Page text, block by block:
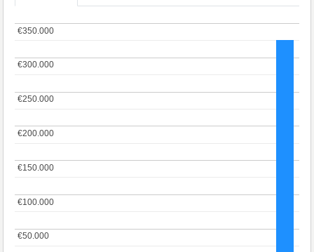
€50.000
€50.000
€100.000
€100.000
€150.000
€150.000
€200.000
€200.000
€250.000
€250.000
€300.000
€300.000
€350.000
€350.000